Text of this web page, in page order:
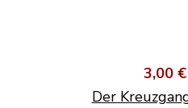
3,00 €
Der